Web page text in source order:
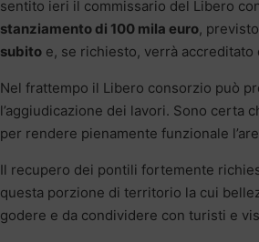
sentito ieri il commissario del Libero
stanziamento di 100 mila euro,
subito e, se richiesto, verrà accreditato
Nel frattempo il Libero consorzio può
l’aggiudicazione dei lavori. Sono certa
per rendere pienamente funzionale
Il recupero dei pontili fortemente
questa porzione di territorio la cui
godere e da condividere con turisti e